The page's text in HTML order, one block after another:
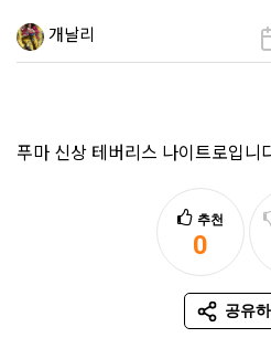
개날리
푸마 신상 테버리스 나이트로입니
추천
0
추천
공유하